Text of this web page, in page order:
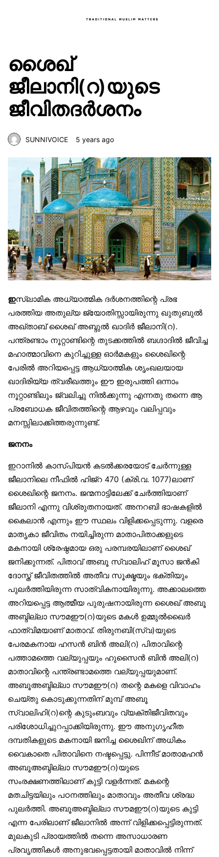
ശൈഖ്
ജീലാനി(റ)യുടെ
ജീവിതദർശനം
SUNNIVOICE 5 years ago
ഇസ്‌ലാമിക അധ്യാത്മിക ദർശനത്തിന്റെ പ്രഭ
പരത്തിയ അതുല്യ ജ്യോതിസ്സായിരുന്നു ഖുതുബുൽ
അഖ്താബ് ശൈഖ് അബ്ദുൽ ഖാദിർ ജീലാനി(റ).
പന്ത്രണ്ടാം നൂറ്റാണ്ടിന്റെ തുടക്കത്തിൽ ബഗ്ദാദിൽ ജീവിച്ച
മഹാത്മാവിനെ കുറിച്ചുള്ള ഓർമകളും ശൈഖിന്റെ
പേരിൽ അറിയപ്പെട്ട ആധ്യാത്മിക ശൃംഖലയായ
ഖാദിരിയ്യ ത്വരീഖത്തും ഈ ഇരുപത്തി ഒന്നാം
നൂറ്റാണ്ടിലും ജ്വലിച്ചു നിൽക്കുന്നു എന്നതു തന്നെ ആ
പ്രബോധക ജീവിതത്തിന്റെ ആഴവും വലിപ്പവും
മനസ്സിലാക്കിത്തരുന്നുണ്ട്.
ജനനം
ഇറാനിൽ കാസ്പിയൻ കടൽക്കരയോട് ചേർന്നുള്ള
ജീലാനിലെ നീഫിൽ ഹിജ്‌റ 470 (ക്രി.വ. 1077)ലാണ്
ശൈഖിന്റെ ജനനം. ജന്മനാട്ടിലേക്ക് ചേർത്തിയാണ്
ജീലാനി എന്നു വിശ്രുതനായത്. അനറബി ഭാഷകളിൽ
കൈലാൻ എന്നും ഈ സ്ഥലം വിളിക്കപ്പെടുന്നു. വളരെ
മാതൃകാ ജീവിതം നയിച്ചിരുന്ന മാതാപിതാക്കളുടെ
മകനായി ശ്രേഷ്ഠമായ ഒരു പരമ്പരയിലാണ് ശൈഖ്
ജനിക്കുന്നത്. പിതാവ് അബൂ സ്വാലിഹ് മൂസാ ജൻകി
ദോസ്ത് ജീവിതത്തിൽ അതീവ സൂക്ഷ്മയും ഭക്തിയും
പുലർത്തിയിരുന്ന സാത്വികനായിരുന്നു. അക്കാലത്തെ
അറിയപ്പെട്ട ആത്മീയ പുരുഷനായിരുന്ന ശൈഖ് അബൂ
അബ്ദില്ലാ സൗമഈ(റ)യുടെ മകൾ ഉമ്മുൽഖൈർ
ഫാത്വിമയാണ് മാതാവ്. തിരുനബി(സ്വ)യുടെ
പേരമകനായ ഹസൻ ബിൻ അലി(റ) പിതാവിന്റെ
പത്താമത്തെ വല്യുപ്പയും ഹുസൈൻ ബിൻ അലി(റ)
മാതാവിന്റെ പന്ത്രണ്ടാമത്തെ വല്യുപ്പയുമാണ്.
അബൂഅബ്ദില്ലാ സൗമഈ(റ) തന്റെ മകളെ വിവാഹം
ചെയ്തു കൊടുക്കുന്നതിന് മുമ്പ് അബൂ
സ്വാലിഹി(റ)ന്റെ കുടുംബവും വ്യക്തിജീവിതവും
പരിശോധിച്ചുറപ്പാക്കിയിരുന്നു. ഈ അനുഗൃഹീത
ദമ്പതികളുടെ മകനായി ജനിച്ച ശൈഖിന് അധികം
വൈകാതെ പിതാവിനെ നഷ്ടപ്പെട്ടു. പിന്നീട് മാതാമഹൻ
അബൂഅബ്ദില്ലാ സൗമഈ(റ)യുടെ
സംരക്ഷണത്തിലാണ് കുട്ടി വളർന്നത്. മകന്റെ
മതചിട്ടയിലും പഠനത്തിലും മാതാവും അതീവ ശ്രദ്ധ
പുലർത്തി. അബൂഅബ്ദില്ലാ സൗമഈ(റ)യുടെ കുട്ടി
എന്ന പേരിലാണ് ജീലാനിൽ അന്ന് വിളിക്കപ്പെട്ടിരുന്നത്.
മുലകുടി പ്രായത്തിൽ തന്നെ അസാധാരണ
പ്രവൃത്തികൾ അനുഭവപ്പെട്ടതായി മാതാവിൽ നിന്ന്